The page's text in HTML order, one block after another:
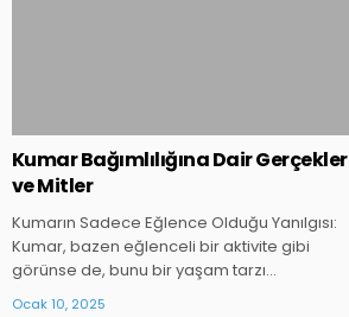
Kumar Bağımlılığına Dair Gerçekler
ve Mitler
Kumarın Sadece Eğlence Olduğu Yanılgısı:
Kumar, bazen eğlenceli bir aktivite gibi
görünse de, bunu bir yaşam tarzı…
Ocak 10, 2025